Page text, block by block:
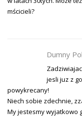
mścicieli?
Dumny
jesli juz z
powykrecany!
Niech sobie zdechnie,
My jestesmy wyjatkowo